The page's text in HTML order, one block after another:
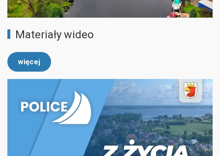
Materiały wideo
więcej